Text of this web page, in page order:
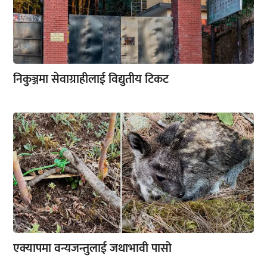
निकुञ्जमा सेवाग्राहीलाई विद्युतीय टिकट
एक्यापमा वन्यजन्तुलाई जथाभावी पासो